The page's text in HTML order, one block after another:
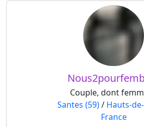
Couple, dont
Santes (59)/ Hauts-
France